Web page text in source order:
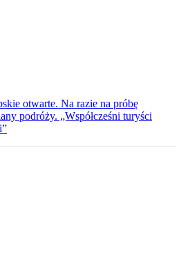
otwarte. Na razie na próbę
podróży. „Współcześni turyści